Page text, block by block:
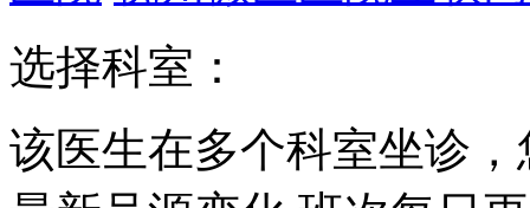
选择科室：
该医生在多个科室坐诊